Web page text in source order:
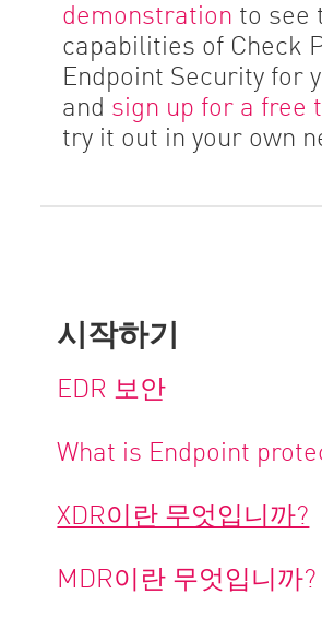
demonstration to see
capabilities of Check
Endpoint Security for
and sign up for a free
try it out in your own
시작하기
EDR 보안
What is Endpoint
XDR이란 무엇입니까?
MDR이란 무엇입니까?